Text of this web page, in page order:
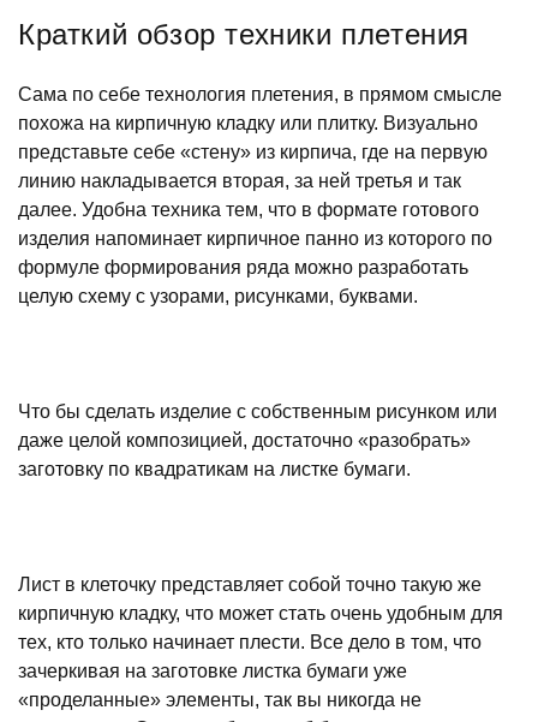
Краткий обзор техники плетения
Сама по себе технология плетения, в прямом смысле
похожа на кирпичную кладку или плитку. Визуально
представьте себе «стену» из кирпича, где на первую
линию накладывается вторая, за ней третья и так
далее. Удобна техника тем, что в формате готового
изделия напоминает кирпичное панно из которого по
формуле формирования ряда можно разработать
целую схему с узорами, рисунками, буквами.
Что бы сделать изделие с собственным рисунком или
даже целой композицией, достаточно «разобрать»
заготовку по квадратикам на листке бумаги.
Лист в клеточку представляет собой точно такую же
кирпичную кладку, что может стать очень удобным для
тех, кто только начинает плести. Все дело в том, что
зачеркивая на заготовке листка бумаги уже
«проделанные» элементы, так вы никогда не